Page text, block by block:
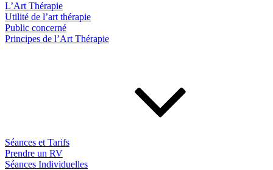
L’Art Thérapie
Utilité de l’art thérapie
Public concerné
Principes de l’Art Thérapie
Séances et Tarifs
Prendre un RV
Séances Individuelles